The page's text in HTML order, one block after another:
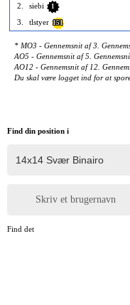
2. siebi 1
3. tlstyer 151
* MO3 - Gennemsnit af 3.
AO5 - Gennemsnit af 5.
AO12 - Gennemsnit af 12.
Du skal være logget ind for at
Find din position i
Skriv et brugernavn
Find det